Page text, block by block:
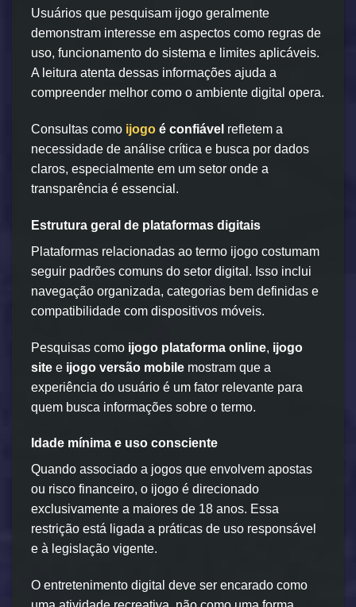
Usuários que pesquisam ijogo geralmente
demonstram interesse em aspectos como regras de
uso, funcionamento do sistema e limites aplicáveis.
A leitura atenta dessas informações ajuda a
compreender melhor como o ambiente digital opera.
Consultas como ijogo é confiável refletem a
necessidade de análise crítica e busca por dados
claros, especialmente em um setor onde a
transparência é essencial.
Estrutura geral de plataformas digitais
Plataformas relacionadas ao termo ijogo costumam
seguir padrões comuns do setor digital. Isso inclui
navegação organizada, categorias bem definidas e
compatibilidade com dispositivos móveis.
Pesquisas como ijogo plataforma online, ijogo
site e ijogo versão mobile mostram que a
experiência do usuário é um fator relevante para
quem busca informações sobre o termo.
Idade mínima e uso consciente
Quando associado a jogos que envolvem apostas
ou risco financeiro, o ijogo é direcionado
exclusivamente a maiores de 18 anos. Essa
restrição está ligada a práticas de uso responsável
e à legislação vigente.
O entretenimento digital deve ser encarado como